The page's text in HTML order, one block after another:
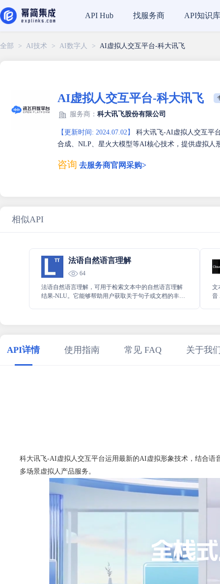
API Hub 找服务商 API知识库
全部 > AI技术 > AI数字人 > AI虚拟人交互平台-科大讯飞
AI虚拟人交互平台-科大讯飞
服务商： 科大讯飞股份有限公司
【更新时间: 2024.07.02】
科大讯飞-AI虚拟人交互平
合成、NLP、星火大模型等AI核心技术，提供虚拟
咨询 去服务商官网采购>
相似API
法语自然语言理解
64
法语自然语言理解，可用于检索文本中的自然语言理解
结果-NLU。它能够帮助用户获取关于句子或文档的丰富
文
音
API详情 使用指南 常见 FAQ 关于我
科大讯飞-AI虚拟人交互平台运用最新的AI虚拟形象技术，结合
多场景虚拟人产品服务。